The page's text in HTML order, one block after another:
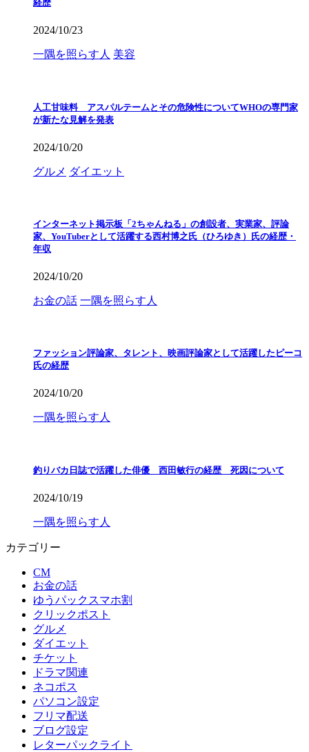
経歴
2024/10/23
一隅を照らす人 美容
人工甘味料 アスパルテームとその危険性についてWHOの専門家
が新たな見解を発表
2024/10/20
グルメ ダイエット
インターネット掲示板「2ちゃんねる」の創設者、実業家、評論
家、YouTuberとして活躍する西村博之氏（ひろゆき）氏の経歴・
年収
2024/10/20
お金の話 一隅を照らす人
ファッション評論家、タレント、映画評論家として活躍したピーコ
氏の経歴
2024/10/20
一隅を照らす人
釣りバカ日誌で活躍した俳優 西田敏行の経歴 死因について
2024/10/19
一隅を照らす人
カテゴリー
CM
お金の話
ゆうパックスマホ割
クリックポスト
グルメ
ダイエット
チケット
ドラマ関連
ネコポス
パソコン設定
フリマ配送
ブログ設定
レターパックライト